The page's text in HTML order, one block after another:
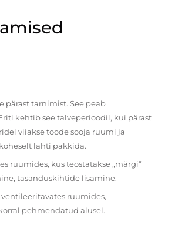
tarnimist. See peab
kehtib see talveperioodil, kui pärast
viiakse toode sooja ruumi ja
lahti pakkida.
ruumides, kus teostatakse „märgi”
tasanduskihtide lisamine.
ruumides,
pehmendatud alusel.